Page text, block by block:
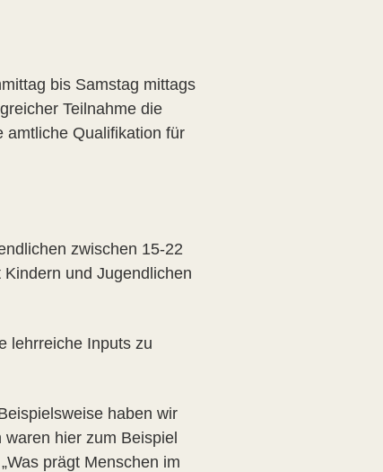
bis Samstag mittags
Teilnahme die
amtliche Qualifikation für
zwischen 15-22
und Jugendlichen
lehrreiche Inputs zu
haben wir
hier zum Beispiel
prägt Menschen im